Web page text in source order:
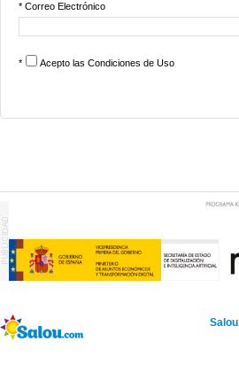
* Correo Electrónico
* Acepto las Condiciones de Uso